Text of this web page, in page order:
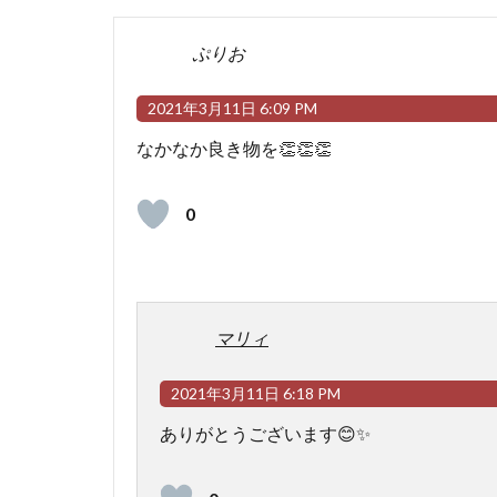
ぷりお
2021年3月11日 6:09 PM
なかなか良き物を👏👏👏
0
マリィ
2021年3月11日 6:18 PM
ありがとうございます😊✨